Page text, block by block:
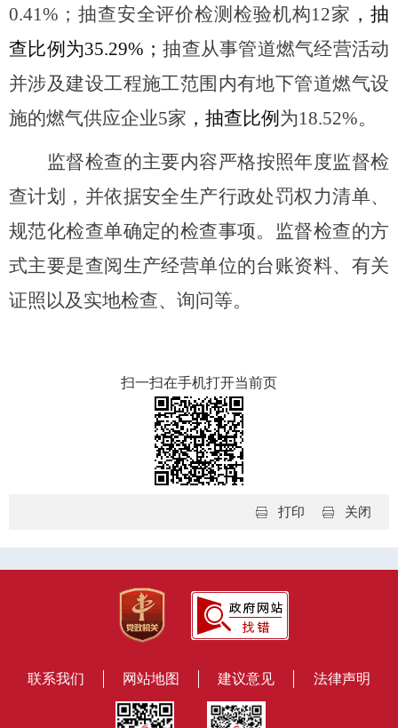
0.41%； 抽查安全评价检测 检验机构12家 ，抽
查比例为35.29%； 抽查从事管道燃气经营活动
并涉及建设工程施工范围内有地下管道燃气设
施的燃气供应企业5家 ，抽查比例 为18.52%。
监督检查的主要内容严格按照年度监督检
查计划，并依据安全生产行政处罚权力清单、
规范化检查单确定的检查事项。监督检查的方
式主要是查阅生产经营单位的台账资料、 有关
证照以及 实地检查、询问等。
扫一扫在手机打开当前页
关闭
打印
联系我们 网站地图 建议意见 法律声明